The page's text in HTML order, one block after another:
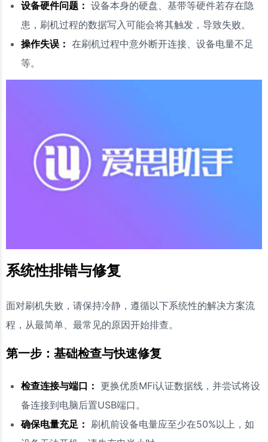
设备硬件问题： 设备本身的硬盘、基带等硬件若存在隐
患，刷机过程的数据写入可能会将其触发，导致失败。
操作失误： 在刷机过程中意外断开连接、设备电量不足
等。
系统性排错与修复
面对刷机失败，请保持冷静，遵循以下系统性的解决方案流
程，从最简单、最常见的原因开始排查。
第一步：基础检查与快速修复
检查连接与端口： 更换优质MFi认证数据线，并尝试将设
备连接到电脑后置USB端口。
确保电量充足： 刷机前设备电量应至少在50%以上，如